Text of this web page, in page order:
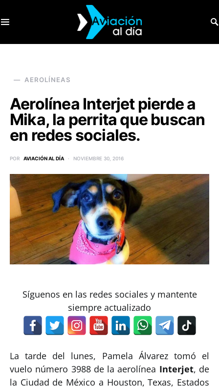
AEROLÍNEAS
Aerolínea Interjet pierde a
Mika, la perrita que buscan
en redes sociales.
POR AVIACIÓN AL DÍA NOVIEMBRE 30, 2016
Síguenos en las redes sociales y mantente
siempre actualizado
La tarde del lunes, Pamela Álvarez tomó el
vuelo número 3988 de la aerolínea Interjet, de
la Ciudad de México a Houston, Texas, Estados